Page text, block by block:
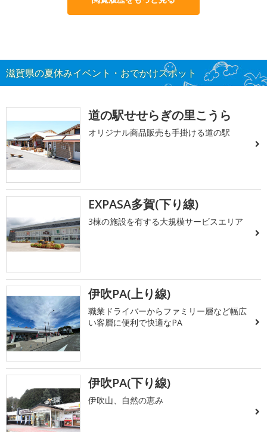
滋賀県の夏休みイベント・おでかけスポット
道の駅せせらぎの里こうら
オリジナル商品販売も手掛ける道の駅
EXPASA多賀(下り線)
3棟の施設を有する大規模サービスエリア
伊吹PA(上り線)
職業ドライバーからファミリー層など幅広
い客層に便利で快適なPA
伊吹PA(下り線)
伊吹山、自然の恵み